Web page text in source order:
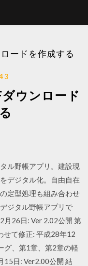
ードを作成する
ウンロード
ル野帳アプリ。建設現
デジタル化。自由自在
定型処理も組み合わせ
ジタル野帳アプリで
月26日: Ver 2.02公開 第
せて修正: 平成28年12
グ、第1章、第2章の軽
15日: Ver2.00公開 結